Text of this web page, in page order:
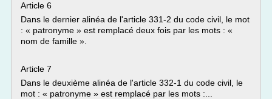
Article 6
Dans le dernier alinéa de l'article 331-2 du code civil, le mot
: « patronyme » est remplacé deux fois par les mots : «
nom de famille ».
Article 7
Dans le deuxième alinéa de l'article 332-1 du code civil, le
mot : « patronyme » est remplacé par les mots :...